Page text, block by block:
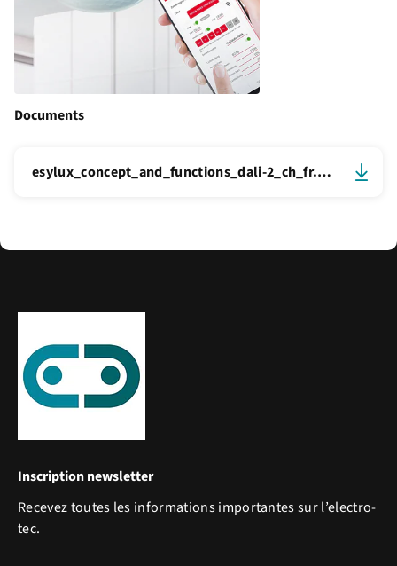
Documents
esylux_concept_and_functions_dali-2_ch_fr.pdf
Inscription newsletter
Recevez toutes les informations importantes sur l’electro-
tec.